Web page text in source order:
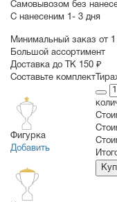
Самовывозом без
С нанесеним
1- 3 дня
Минимальный заказ от 1
Большой ассортимент
Доставка до ТК 150 ₽
Составьте комплект
Фигурка
Добавить